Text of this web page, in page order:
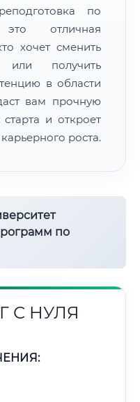
и просмотра
по
отличная
хочет сменить
или получить
в области
вам прочную
и откроет
роста.
по
С НУЛЯ